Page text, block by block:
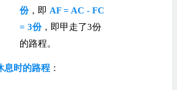
份，即 AF = AC - FC
= 3份，即甲走了3份
的路程。
息时的路程：